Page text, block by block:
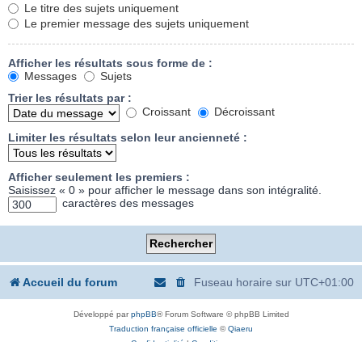
Le titre des sujets uniquement
Le premier message des sujets uniquement
Afficher les résultats sous forme de :
Messages
Sujets
Trier les résultats par :
Croissant
Décroissant
Limiter les résultats selon leur ancienneté :
Afficher seulement les premiers :
Saisissez « 0 » pour afficher le message dans son intégralité.
caractères des messages
Accueil du forum Fuseau horaire sur UTC+01:00
Développé parphpBB® Forum Software © phpBB Limited
Traduction française officielle ©Qiaeru